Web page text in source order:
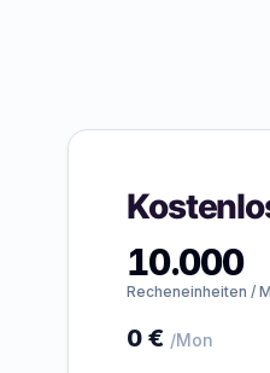
10.000
Recheneinheiten /
0 € /Mon